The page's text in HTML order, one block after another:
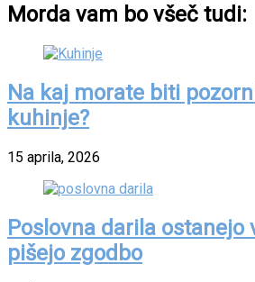
Morda vam bo všeč tudi:
Na kaj morate biti
kuhinje?
15 aprila, 2026
Poslovna darila ostanejo
pišejo zgodbo